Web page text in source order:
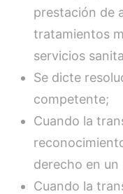
prestación de
tratamientos
servicios
Se dicte
competente;
Cuando la
derecho en un
Cuando la